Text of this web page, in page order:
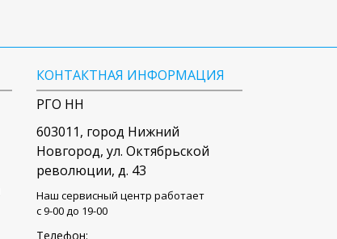
КОНТАКТНАЯ ИНФОРМАЦИЯ
РГО НН
603011, город Нижний
Новгород, ул. Октябрьской
революции, д. 43
Наш сервисный центр работает
c 9-00 до 19-00
Телефон: